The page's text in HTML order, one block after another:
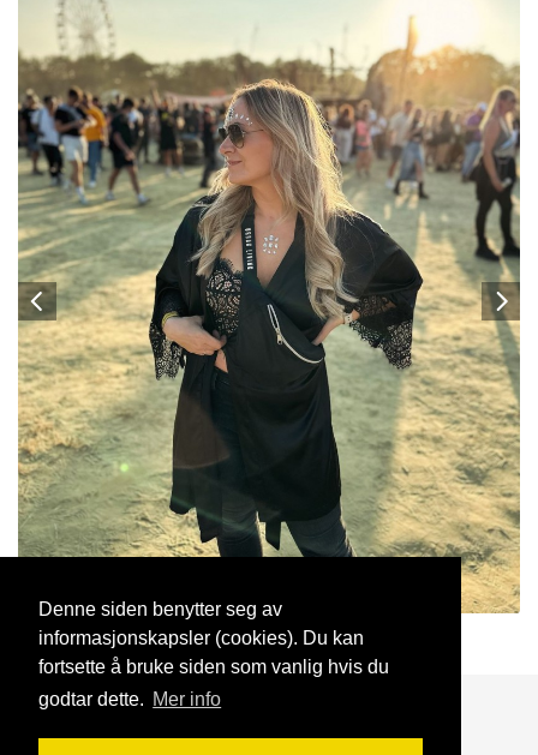
Denne siden benytter seg av
informasjonskapsler (cookies). Du kan
fortsette å bruke siden som vanlig hvis du
godtar dette. Mer info
PetraMilitär 26 Jan, 2025
Blogg Support Kontakt oss